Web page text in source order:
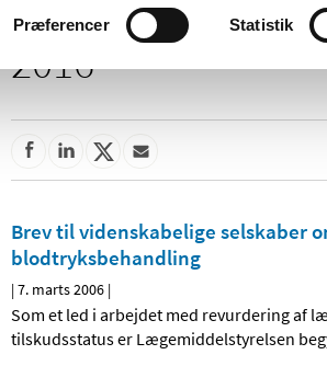
Præferencer Statistik
2016
Brev til videnskabelige selskaber
blodtryksbehandling
|7. marts 2006 |
Som et led i arbejdet med revurdering af
tilskudsstatus er Lægemiddelstyrelsen